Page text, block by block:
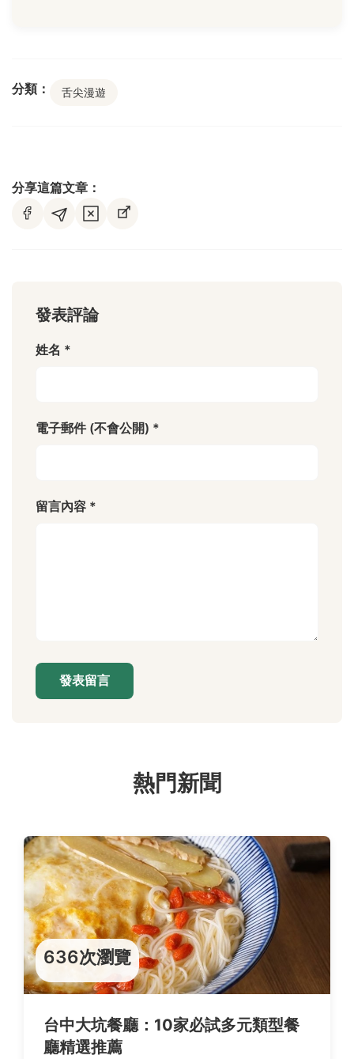
分類： 舌尖漫遊
分享這篇文章：
發表評論
姓名 *
電子郵件 (不會公開) *
留言內容 *
發表留言
熱門新聞
636次瀏覽
台中大坑餐廳：10家必試多元類型餐
廳精選推薦